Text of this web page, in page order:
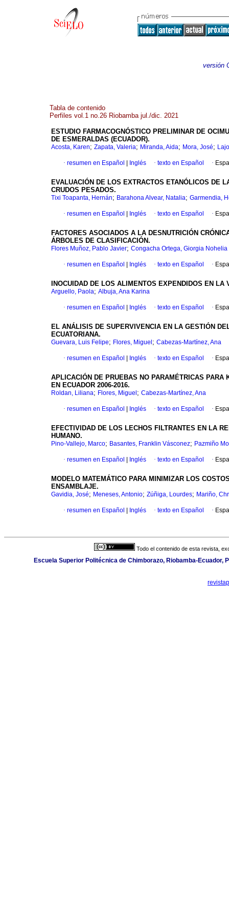
versión
Tabla de contenido
Perfiles vol.1 no.26 Riobamba jul./dic. 2021
ESTUDIO FARMACOGNÓSTICO PRELIMINAR DE
DE ESMERALDAS (ECUADOR).
Acosta, Karen; Zapata, Valeria; Miranda, Aida; Mora, José;
· resumen en Español Inglés · texto en Español ·
EVALUACIÓN DE LOS EXTRACTOS ETANÓLICOS DE
CRUDOS PESADOS.
Tixi Toapanta, Hernán; Barahona Alvear, Natalia; Garmendia,
· resumen en Español Inglés · texto en Español ·
FACTORES ASOCIADOS A LA DESNUTRICIÓN
ÁRBOLES DE CLASIFICACIÓN.
Flores Muñoz, Pablo Javier; Congacha Ortega, Giorgia Nohelia
· resumen en Español Inglés · texto en Español ·
INOCUIDAD DE LOS ALIMENTOS EXPENDIDOS EN
Arguello, Paola; Albuja, Ana Karina
· resumen en Español Inglés · texto en Español ·
EL ANÁLISIS DE SUPERVIVENCIA EN LA GESTIÓN
ECUATORIANA.
Guevara, Luis Felipe; Flores, Miguel ; Cabezas-Martínez, Ana
· resumen en Español Inglés · texto en Español ·
APLICACIÓN DE PRUEBAS NO PARAMÉTRICAS
EN ECUADOR 2006-2016.
Roldan, Liliana; Flores, Miguel ; Cabezas-Martínez, Ana
· resumen en Español Inglés · texto en Español ·
EFECTIVIDAD DE LOS LECHOS FILTRANTES EN LA
HUMANO.
Pino-Vallejo, Marco; Basantes, Franklin Vásconez; Pazmiño
· resumen en Español Inglés · texto en Español ·
MODELO MATEMÁTICO PARA MINIMIZAR LOS
ENSAMBLAJE.
Gavidia, José; Meneses, Antonio; Zúñiga, Lourdes; Mariño,
· resumen en Español Inglés · texto en Español ·
Todo el contenido de esta revista,
Escuela Superior Politécnica de Chimborazo, Riobamba-Ecuador,